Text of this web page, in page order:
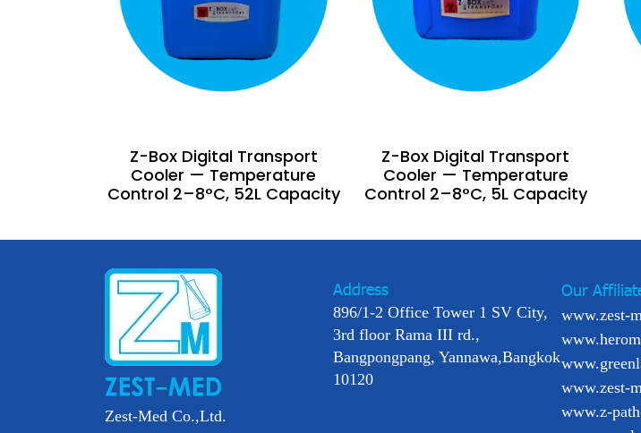
Z-Box Digital Transport
Cooler — Temperature
Control 2–8°C, 52L Capacity
Z-Box Digital Transport
Cooler — Temperature
Control 2–8°C, 5L Capacity
Zest-Med Co.,Ltd.
Address
896/1-2 Office Tower 1 SV City,
3rd floor Rama III rd.,
Bangpongpang, Yannawa,Bangkok
10120
Our
www.zest-
www.zest-
www.z-